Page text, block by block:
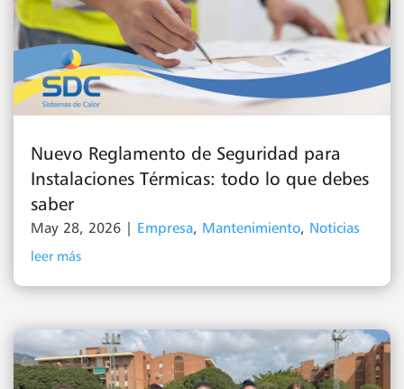
Nuevo Reglamento de Seguridad para
Instalaciones Térmicas: todo lo que debes
saber
May 28, 2026 Empresa, Mantenimiento, Noticias
leer más